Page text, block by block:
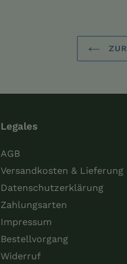
Legales
AGB
Versandkosten & Lieferung
Datenschutzerklärung
Zahlungsarten
Impressum
Bestellvorgang
Widerruf